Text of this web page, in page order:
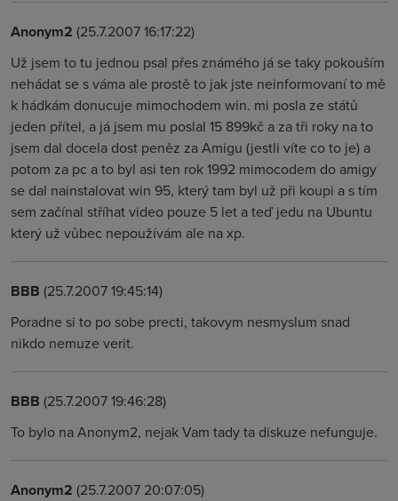
Anonym2 (25.7.2007 16:17:22)
Už jsem to tu jednou psal přes známého já se taky pokouším
nehádat se s váma ale prostě to jak jste neinformovaní to mě
k hádkám donucuje mimochodem win. mi posla ze států
jeden přítel, a já jsem mu poslal 15 899kč a za tři roky na to
jsem dal docela dost peněz za Amigu (jestli víte co to je) a
potom za pc a to byl asi ten rok 1992 mimocodem do amigy
se dal nainstalovat win 95, který tam byl už při koupi a s tím
sem začínal stříhat video pouze 5 let a teď jedu na Ubuntu
který už vůbec nepoužívám ale na xp.
BBB (25.7.2007 19:45:14)
Poradne si to po sobe precti, takovym nesmyslum snad
nikdo nemuze verit.
BBB (25.7.2007 19:46:28)
To bylo na Anonym2, nejak Vam tady ta diskuze nefunguje.
Anonym2 (25.7.2007 20:07:05)